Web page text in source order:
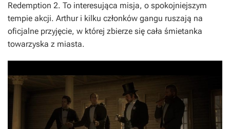
Redemption 2. To interesująca misja, o spokojniejszym
tempie akcji. Arthur i kilku członków gangu ruszają na
oficjalne przyjęcie, w której zbierze się cała śmietanka
towarzyska z miasta.